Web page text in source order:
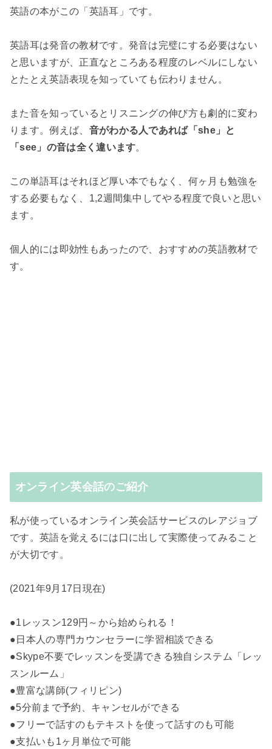
英語の本がこの「英語耳」です。
英語耳は発音の教材です。発音は完璧にする必要はない
と思いますが、正直なところある程度のレベルにしない
とたとえ英語表現を知っていても伝わりません。
また音を知っているとリスニングの伸び方も劇的に変わ
ります。例えば、 音がわかる人であれば「she」と
「see」の音は全く違います。
この単語耳はそれほど厚い本でもなく、何ヶ月も勉強を
する必要もなく、1,2週間集中してやる程度で良いと思い
ます。
個人的には即効性もあったので、おすすめの英語教材で
す。
オンライン英会話のご紹介
私が使っているオンライン英会話サービスのレアジョブ
です。英語を覚えるには口に出して実際使ってみること
が大切です。
(2021年9月17日現在)
●1レッスン129円～から始められる！
●日本人の専門カウンセラーに学習相談できる
●Skype不要でレッスンを受講できる独自システム「レッ
スンルーム」
●豊富な講師(フィリピン)
●5分前まで予約、キャンセルができる
●フリーで話すのもテキストを使って話すのも可能
●支払いも1ヶ月単位で可能